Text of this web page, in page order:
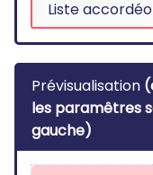
Prévisualisation
les paramêtres
gauche)